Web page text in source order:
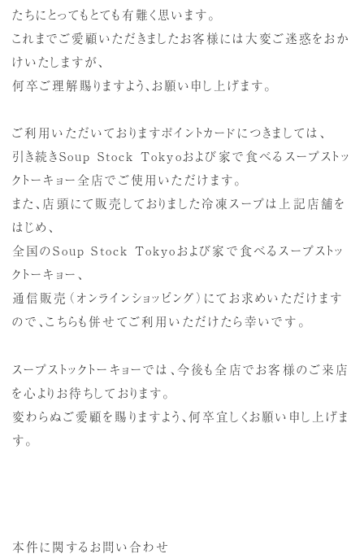
たちにとってもとても有難く思います。
これまでご愛顧いただきましたお客様には大変ご迷惑をおか
けいたしますが、
何卒ご理解賜りますよう、お願い申し上げます。
ご利用いただいておりますポイントカードにつきましては、
引き続きSoup Stock Tokyoおよび家で食べるスープストッ
クトーキョー全店でご使用いただけます。
また、店頭にて販売しておりました冷凍スープは上記店舗を
はじめ、
全国のSoup Stock Tokyoおよび家で食べるスープストッ
クトーキョー、
通信販売（オンラインショッピング）にてお求めいただけます
ので、こちらも併せてご利用いただけたら幸いです。
スープストックトーキョーでは、今後も全店でお客様のご来店
を心よりお待ちしております。
変わらぬご愛顧を賜りますよう、何卒宜しくお願い申し上げま
す。
本件に関するお問い合わせ